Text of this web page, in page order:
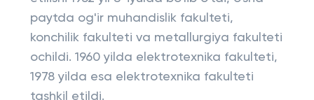
paytda og'ir muhandislik fakulteti,
konchilik fakulteti va metallurgiya fakulteti
ochildi. 1960 yilda elektrotexnika fakulteti,
1978 yilda esa elektrotexnika fakulteti
tashkil etildi.